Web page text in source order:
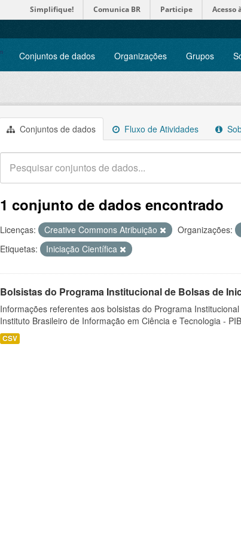
Simplifique! Comunica BR Participe Acesso
Conjuntos de dados Organizações Grupos
Conjuntos de dados Fluxo de Atividades
1 conjunto de dados encontrado
Licenças: Creative Commons Atribuição Organizações:
Etiquetas:
Iniciação Científica
Bolsistas do Programa Institucional de Bolsas de
Informações referentes aos bolsistas do Programa
Instituto Brasileiro de Informação em Ciência e Tecnologia -
CSV